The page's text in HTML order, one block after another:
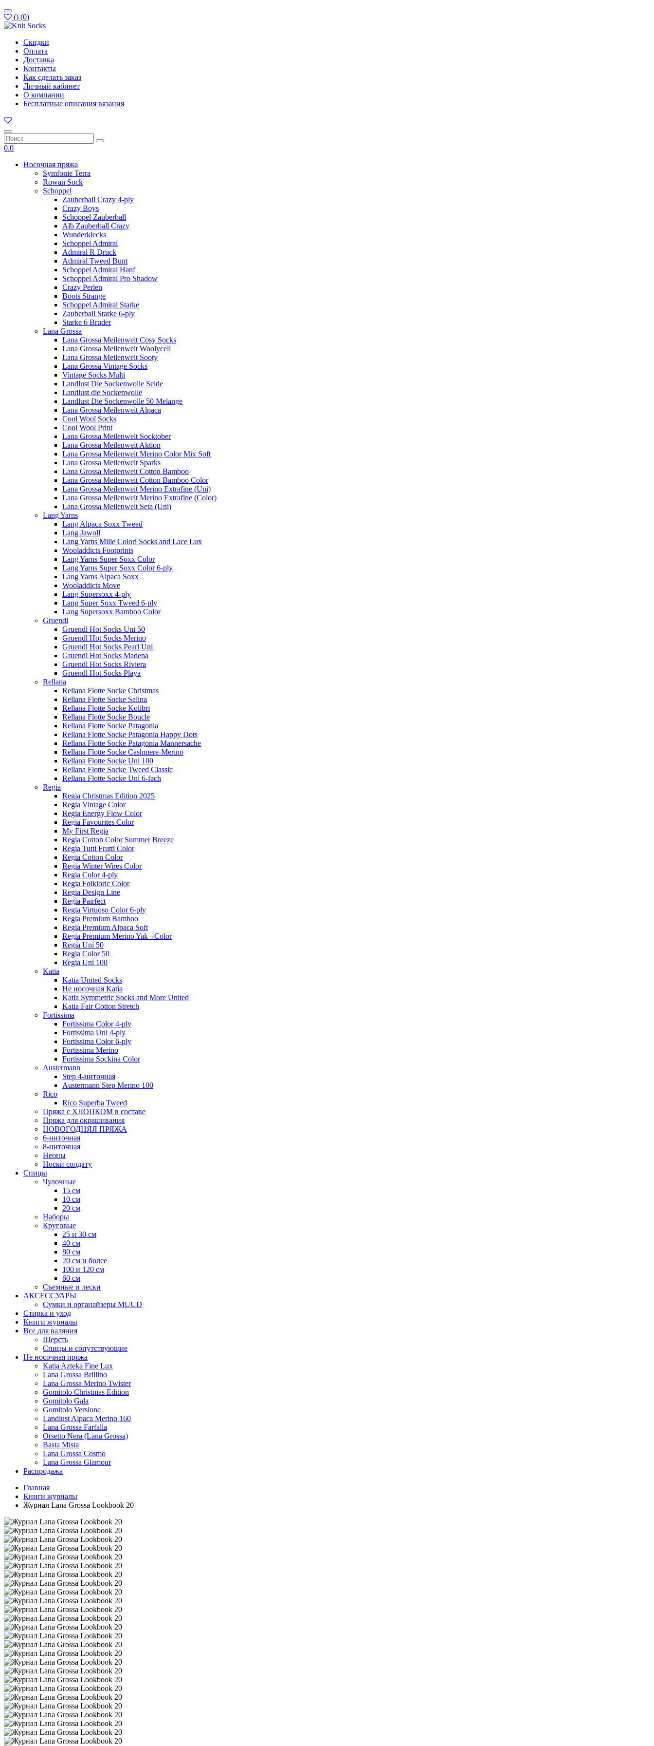
() (0)
Скидки
Оплата
Доставка
Контакты
Как сделать заказ
Личный кабинет
О компании
Бесплатные описания вязания
0.0
Носочная пряжа
Symfonie Terra
Rowan Sock
Schoppel
Zauberball Crazy 4-ply
Crazy Boys
Schoppel Zauberball
Alb Zauberball Crazy
Wunderklecks
Schoppel Admiral
Admiral R Druck
Admiral Tweed Bunt
Schoppel Admiral Hanf
Schoppel Admiral Pro Shadow
Crazy Perlen
Boots Strange
Schoppel Admiral Starke
Zauberball Starke 6-ply
Starke 6 Bruder
Lana Grossa
Lana Grossa Meilenweit Cosy Socks
Lana Grossa Meilenweit Woolycell
Lana Grossa Meilenweit Sooty
Lana Grossa Vintage Socks
Vintage Socks Multi
Landlust Die Sockenwolle Seide
Landlust die Sockenwolle
Landlust Die Sockenwolle 50 Melange
Lana Grossa Meilenweit Alpaca
Cool Wool Socks
Cool Wool Print
Lana Grossa Meilenweit Socktober
Lana Grossa Meilenweit Aktion
Lana Grossa Meilenweit Merino Color Mix Soft
Lana Grossa Meilenweit Sparks
Lana Grossa Meilenweit Cotton Bamboo
Lana Grossa Meilenweit Cotton Bamboo Color
Lana Grossa Meilenweit Merino Extrafine (Uni)
Lana Grossa Meilenweit Merino Extrafine (Color)
Lana Grossa Meilenweit Seta (Uni)
Lang Yarns
Lang Alpaca Soxx Tweed
Lang Jawoll
Lang Yarns Mille Colori Socks and Lace Lux
Wooladdicts Footprints
Lang Yarns Super Soxx Color
Lang Yarns Super Soxx Color 6-ply
Lang Yarns Alpaca Soxx
Wooladdicts Move
Lang Supersoxx 4-ply
Lang Super Soxx Tweed 6-ply
Lang Supersoxx Bamboo Color
Gruendl
Gruendl Hot Socks Uni 50
Gruendl Hot Socks Merino
Gruendl Hot Socks Pearl Uni
Gruendl Hot Socks Madena
Gruendl Hot Socks Riviera
Gruendl Hot Socks Playa
Rellana
Rellana Flotte Socke Christmas
Rellana Flotte Socke Salina
Rellana Flotte Socke Kolibri
Rellana Flotte Socke Boucle
Rellana Flotte Socke Patagonia
Rellana Flotte Socke Patagonia Happy Dots
Rellana Flotte Socke Patagonia Mannersache
Rellana Flotte Socke Cashmere-Merino
Rellana Flotte Socke Uni 100
Rellana Flotte Socke Tweed Classic
Rellana Flotte Socke Uni 6-fach
Regia
Regia Christmas Edition 2025
Regia Vintage Color
Regia Energy Flow Color
Regia Favourites Color
My First Regia
Regia Cotton Color Summer Breeze
Regia Tutti Frutti Color
Regia Cotton Color
Regia Winter Wires Color
Regia Color 4-ply
Regia Folkloric Color
Regia Design Line
Regia Pairfect
Regia Virtuoso Color 6-ply
Regia Premium Bamboo
Regia Premium Alpaca Soft
Regia Premium Merino Yak +Color
Regia Uni 50
Regia Color 50
Regia Uni 100
Katia
Katia United Socks
Не носочная Katia
Katia Symmetric Socks and More United
Katia Fair Cotton Stretch
Fortissima
Fortissima Color 4-ply
Fortissima Uni 4-ply
Fortissima Color 6-ply
Fortissima Merino
Fortissima Sockina Color
Austermann
Step 4-ниточная
Austermann Step Merino 100
Rico
Rico Superba Tweed
Пряжа с ХЛОПКОМ в составе
Пряжа для окрашивания
НОВОГОДНЯЯ ПРЯЖА
6-ниточная
8-ниточная
Неоны
Носки солдату
Спицы
Чулочные
15 см
10 см
20 см
Наборы
Круговые
25 и 30 см
40 см
80 см
20 см и более
100 и 120 см
60 см
Съемные и лески
АКСЕССУАРЫ
Сумки и органайзеры MUUD
Стирка и уход
Книги журналы
Все для валяния
Шерсть
Спицы и сопутствующие
Не носочная пряжа
Katia Azteka Fine Lux
Lana Grossa Brillino
Lana Grossa Merino Twister
Gomitolo Christmas Edition
Gomitolo Gala
Gomitolo Versione
Landlust Alpaca Merino 160
Lana Grossa Farfalla
Orsetto Nera (Lana Grossa)
Basta Mista
Lana Grossa Cosmo
Lana Grossa Glamour
Распродажа
Главная
Книги журналы
Журнал Lana Grossa Lookbook 20